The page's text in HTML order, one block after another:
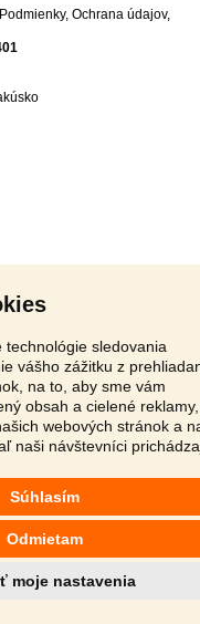
sledovania
vášho zážitku z
na to, aby sme vám
obsah a cielené
webových stránok a
naši návštevníci
Súhlasím
Odmietam
moje nastavenia
Podmienky, Ochrana údajov,